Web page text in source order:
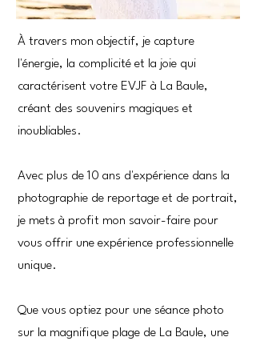
À travers mon objectif, je capture
l'énergie, la complicité et la joie qui
caractérisent votre EVJF à La Baule,
créant des souvenirs magiques et
inoubliables.
Avec plus de 10 ans d'expérience dans la
photographie de reportage et de portrait,
je mets à profit mon savoir-faire pour
vous offrir une expérience professionnelle
unique.
Que vous optiez pour une séance photo
sur la magnifique plage de La Baule, une